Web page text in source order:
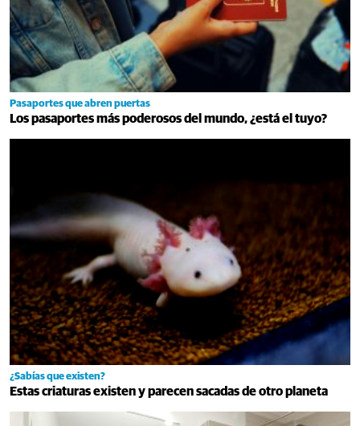
Pasaportes que abren puertas
Los pasaportes más poderosos del mundo, ¿está el tuyo?
¿Sabías que existen?
Estas criaturas existen y parecen sacadas de otro planeta